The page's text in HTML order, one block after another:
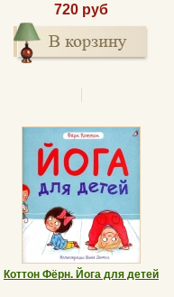
720 руб
Коттон Фёрн. Йога для детей